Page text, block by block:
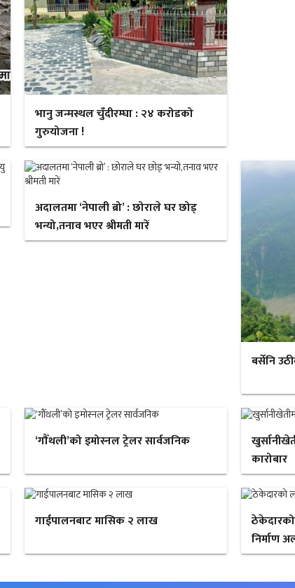
भानु जन्मस्थल चुँदीरम्घा : २४ करोडको
गुरुयोजना !
अदालतमा ‘नेपाली ब्रो’ : छोराले घर छोड्
भन्यो,तनाव भएर श्रीमती मारें
बर्सेनि
‘गौँथली’को इमोस्नल ट्रेलर सार्वजनिक
कारोबार
गाईपालनबाट मासिक २ लाख
निर्माण